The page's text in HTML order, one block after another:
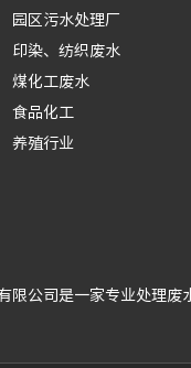
园区污水处理厂
印染、纺织废水
煤化工废水
食品化工
养殖行业
限公司是一家专业处理